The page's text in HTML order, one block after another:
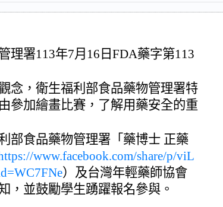
理署113年7月16日FDA藥字第113
念，衛生福利部食品藥物管理署特
參加繪畫比賽，了解用藥安全的重
部食品藥物管理署「藥博士 正藥
www.facebook.com/share/p/viL
）及台灣年輕藥師協會
，並鼓勵學生踴躍報名參與。